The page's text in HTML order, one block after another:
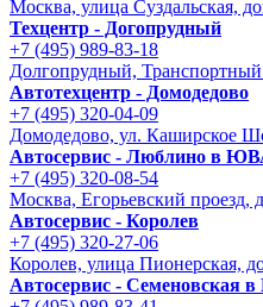
Москва, улица Суздальская,
Техцентр - Догопрудный
+7 (495) 989-83-18
Долгопрудный, Транспортный
Автотехцентр - Домодедово
+7 (495) 320-04-09
Домодедово, ул. Каширское
Автосервис - Люблино в
+7 (495) 320-08-54
Москва, Егорьевский проезд,
Автосервис - Королев
+7 (495) 320-27-06
Королев, улица Пионерская,
Автосервис - Семеновская